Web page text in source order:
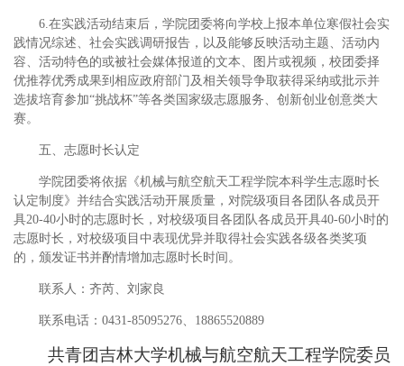
6.在实践活动结束后，学院团委将向学校上报本单位寒假社会实
践情况综述、社会实践调研报告，以及能够反映活动主题、活动内
容、活动特色的或被社会媒体报道的文本、图片或视频，校团委择
优推荐优秀成果到相应政府部门及相关领导争取获得采纳或批示并
选拔培育参加“挑战杯”等各类国家级志愿服务、创新创业创意类大
赛。
五、志愿时长认定
学院团委将依据《机械与航空航天工程学院本科学生志愿时长
认定制度》并结合实践活动开展质量，对院级项目各团队各成员开
具20-40小时的志愿时长，对校级项目各团队各成员开具40-60小时的
志愿时长，对校级项目中表现优异并取得社会实践各级各类奖项
的，颁发证书并酌情增加志愿时长时间。
联系人：齐芮、刘家良
联系电话：0431-85095276、18865520889
共青团吉林大学机械与航空航天工程学院委员